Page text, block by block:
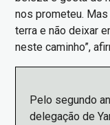
nos prometeu.
terra e não deixar
neste caminho”,
Pelo segundo
delegação de